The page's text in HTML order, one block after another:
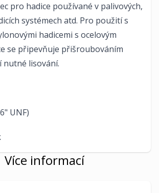
pro hadice používané v palivových,
systémech atd. Pro použití s
hadicemi s ocelovým
se připevňuje přišroubováním
nutné lisování.
UNF)
Více informací